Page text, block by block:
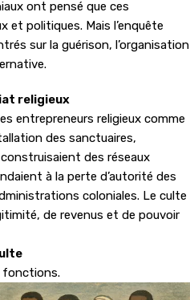
ont pensé que ces
et politiques. Mais l’enquête
sur la guérison, l’organisation
religieux
entrepreneurs religieux comme
des sanctuaires,
des réseaux
à la perte d’autorité des
coloniales. Le culte
de revenus et de pouvoir
fonctions.